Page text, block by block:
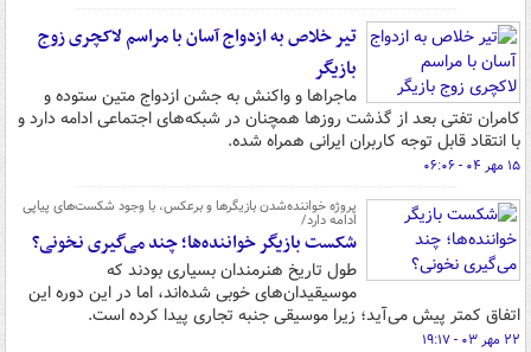
تیر خلاص به ازدواج آسان با مراسم لاکچری زوج
بازیگر
ماجراها و واکنش به جشن ازدواج متین ستوده و
کامران تفتی بعد از گذشت روزها همچنان در شبکه‌های اجتماعی ادامه دارد و
با انتقاد قابل توجه کاربران ایرانی همراه شده.
۱۵ مهر ۰۴ - ۰۶:۰۶
پروژه خواننده‌شدن بازیگرها و برعکس، با وجود شکست‌های پیاپی
ادامه دارد/
شکست بازیگر خواننده‌ها؛ چند می‌گیری نخونی؟
طول تاریخ هنرمندان بسیاری بودند که
موسیقیدان‌های خوبی شده‌اند، اما در این دوره این
اتفاق کمتر پیش می‌آید؛ زیرا موسیقی جنبه تجاری پیدا کرده است.
۲۲ مهر ۰۳ - ۱۹:۱۷